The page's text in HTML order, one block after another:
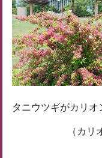
タニウツギがカリオ
（カリ